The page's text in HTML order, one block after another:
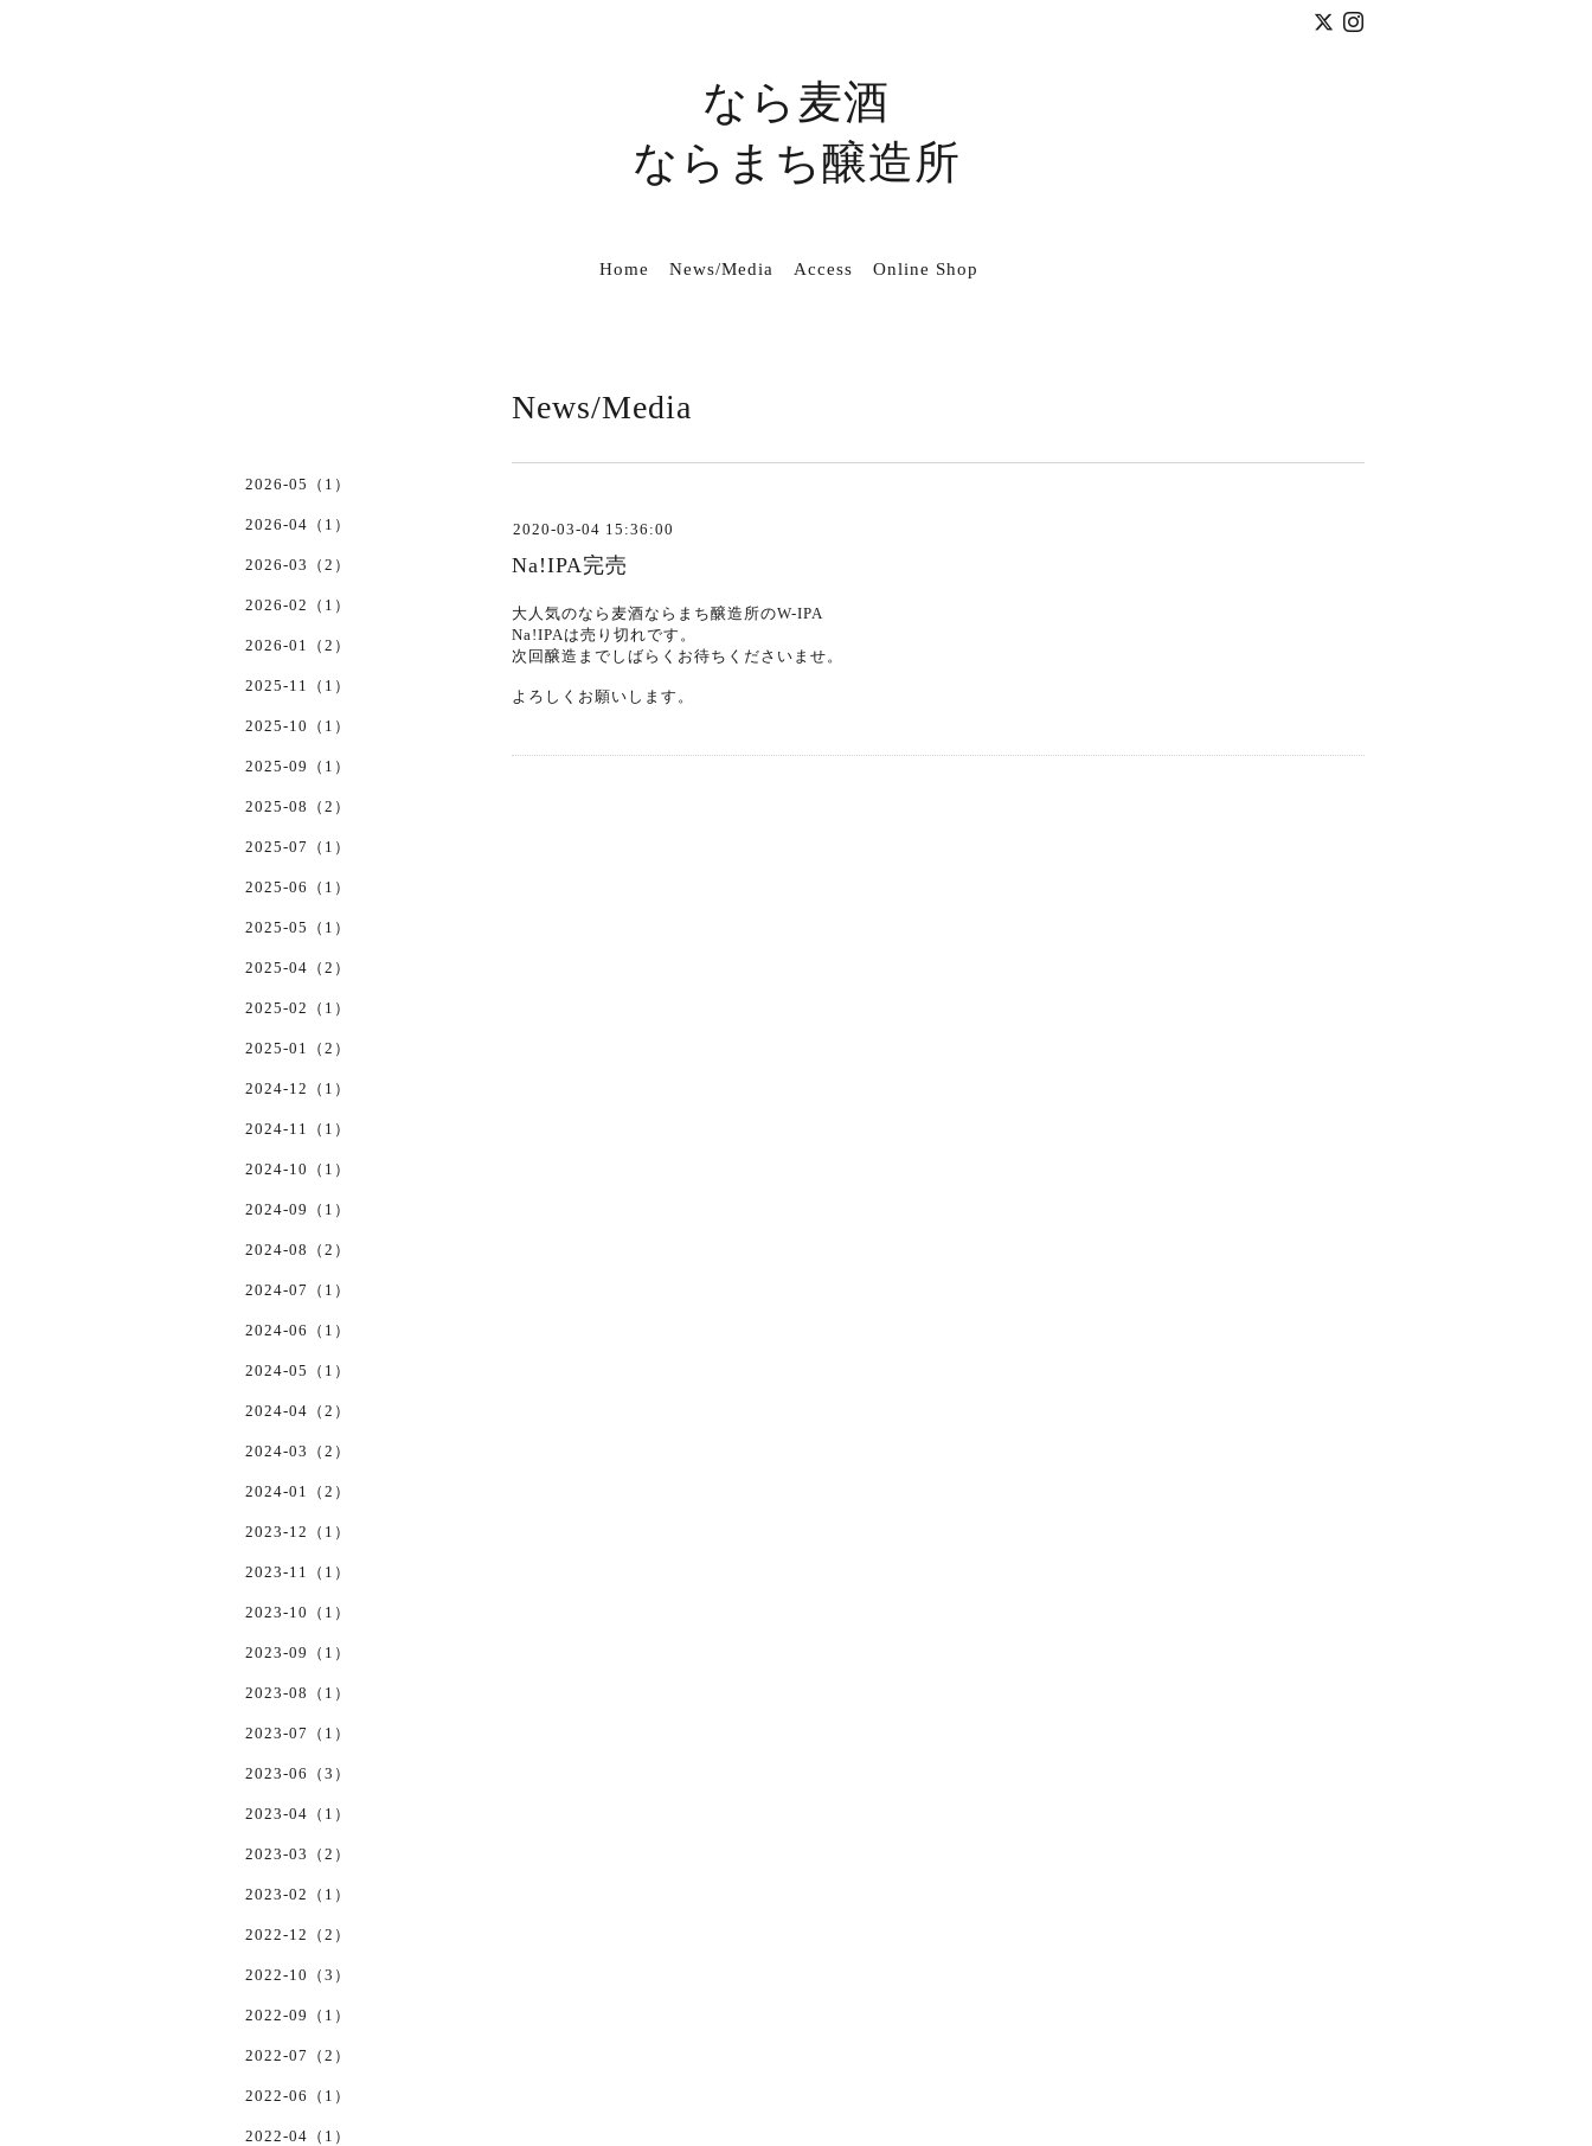
なら麦酒
ならまち醸造所
Home News/Media Access Online Shop
News/Media
2020-03-04 15:36:00
Na!IPA完売
大人気のなら麦酒ならまち醸造所のW-IPA
Na!IPAは売り切れです。
次回醸造までしばらくお待ちくださいませ。
よろしくお願いします。
2026-05（1）
2026-04（1）
2026-03（2）
2026-02（1）
2026-01（2）
2025-11（1）
2025-10（1）
2025-09（1）
2025-08（2）
2025-07（1）
2025-06（1）
2025-05（1）
2025-04（2）
2025-02（1）
2025-01（2）
2024-12（1）
2024-11（1）
2024-10（1）
2024-09（1）
2024-08（2）
2024-07（1）
2024-06（1）
2024-05（1）
2024-04（2）
2024-03（2）
2024-01（2）
2023-12（1）
2023-11（1）
2023-10（1）
2023-09（1）
2023-08（1）
2023-07（1）
2023-06（3）
2023-04（1）
2023-03（2）
2023-02（1）
2022-12（2）
2022-10（3）
2022-09（1）
2022-07（2）
2022-06（1）
2022-04（1）